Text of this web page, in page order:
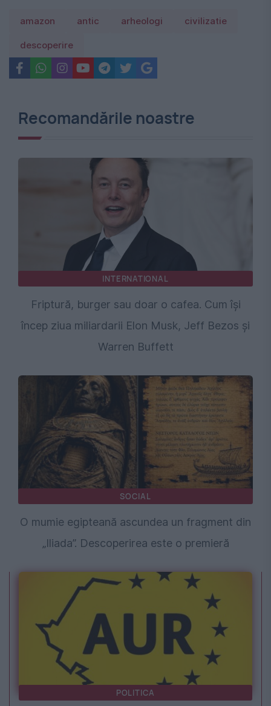
amazon antic arheologi civilizatie
descoperire
Recomandările noastre
INTERNATIONAL
Friptură, burger sau doar o cafea. Cum își
încep ziua miliardarii Elon Musk, Jeff Bezos și
Warren Buffett
SOCIAL
O mumie egipteană ascundea un fragment din
„Iliada”. Descoperirea este o premieră
POLITICA